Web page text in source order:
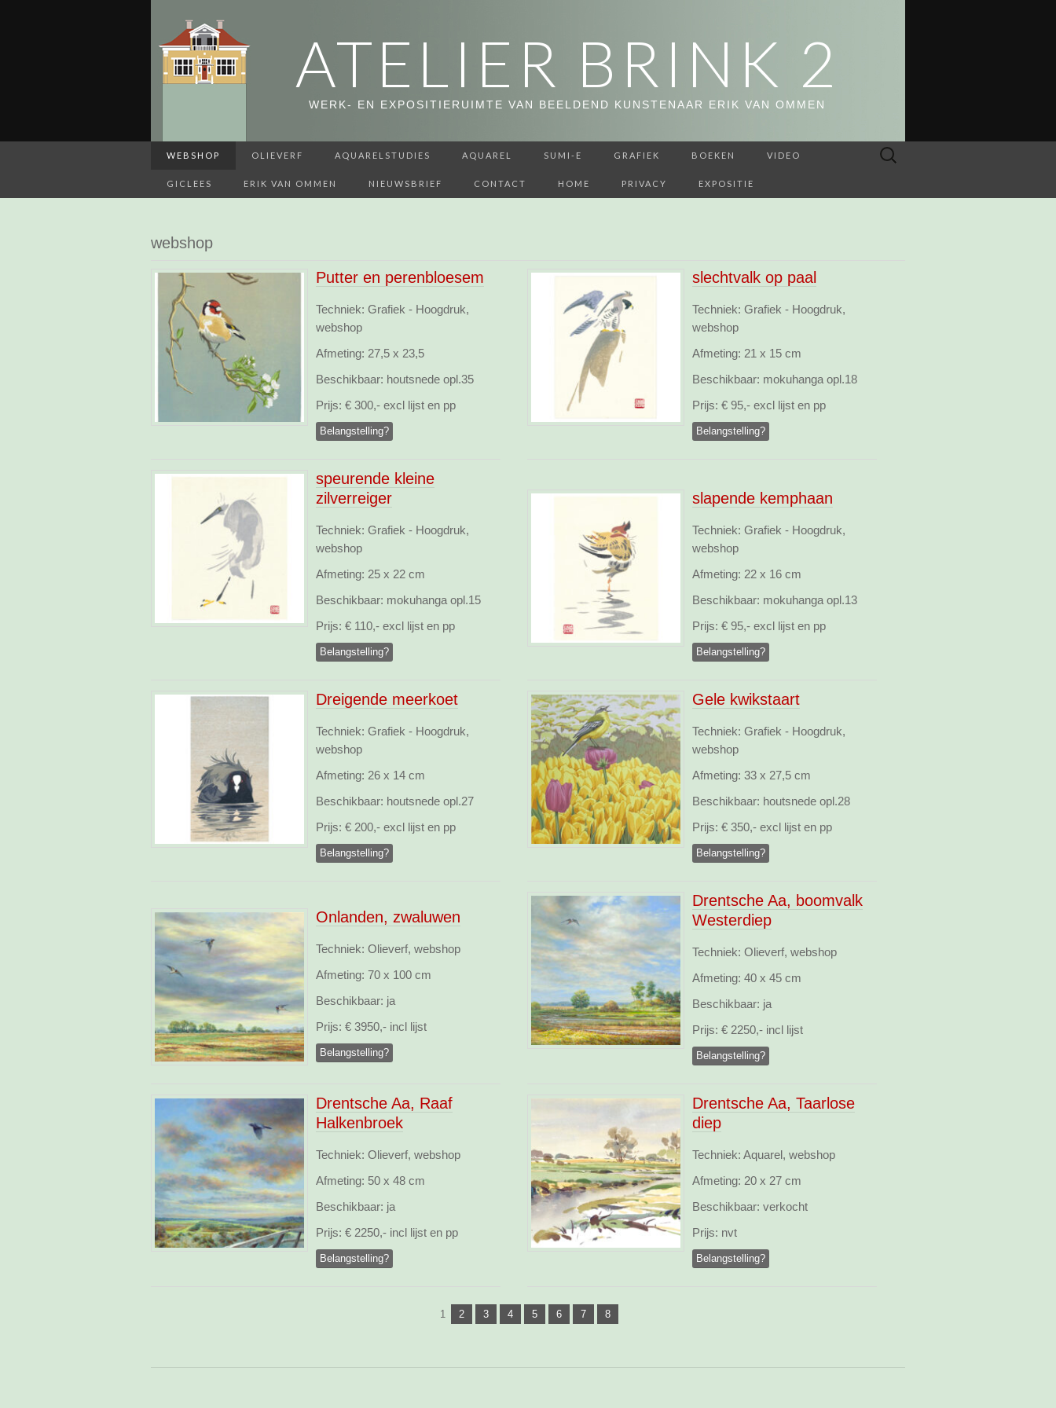
ATELIER BRINK 2
WERK- EN EXPOSITIERUIMTE VAN BEELDEND KUNSTENAAR ERIK VAN OMMEN
WEBSHOP OLIEVERF AQUARELSTUDIES AQUAREL SUMI-E GRAFIEK BOEKEN VIDEO
GICLEES ERIK VAN OMMEN NIEUWSBRIEF CONTACT HOME PRIVACY EXPOSITIE
Zoeken
webshop
Putter en perenbloesem
Techniek: Grafiek - Hoogdruk,
webshop
Afmeting: 27,5 x 23,5
Beschikbaar: houtsnede opl.35
Prijs: € 300,- excl lijst en pp
Belangstelling?
slechtvalk op paal
Techniek: Grafiek - Hoogdruk,
webshop
Afmeting: 21 x 15 cm
Beschikbaar: mokuhanga opl.18
Prijs: € 95,- excl lijst en pp
Belangstelling?
speurende kleine
zilverreiger
Techniek: Grafiek - Hoogdruk,
webshop
Afmeting: 25 x 22 cm
Beschikbaar: mokuhanga opl.15
Prijs: € 110,- excl lijst en pp
Belangstelling?
slapende kemphaan
Techniek: Grafiek - Hoogdruk,
webshop
Afmeting: 22 x 16 cm
Beschikbaar: mokuhanga opl.13
Prijs: € 95,- excl lijst en pp
Belangstelling?
Dreigende meerkoet
Techniek: Grafiek - Hoogdruk,
webshop
Afmeting: 26 x 14 cm
Beschikbaar: houtsnede opl.27
Prijs: € 200,- excl lijst en pp
Belangstelling?
Gele kwikstaart
Techniek: Grafiek - Hoogdruk,
webshop
Afmeting: 33 x 27,5 cm
Beschikbaar: houtsnede opl.28
Prijs: € 350,- excl lijst en pp
Belangstelling?
Onlanden, zwaluwen
Techniek: Olieverf, webshop
Afmeting: 70 x 100 cm
Beschikbaar: ja
Prijs: € 3950,- incl lijst
Belangstelling?
Drentsche Aa, boomvalk
Westerdiep
Techniek: Olieverf, webshop
Afmeting: 40 x 45 cm
Beschikbaar: ja
Prijs: € 2250,- incl lijst
Belangstelling?
Drentsche Aa, Raaf
Halkenbroek
Techniek: Olieverf, webshop
Afmeting: 50 x 48 cm
Beschikbaar: ja
Prijs: € 2250,- incl lijst en pp
Belangstelling?
Drentsche Aa, Taarlose
diep
Techniek: Aquarel, webshop
Afmeting: 20 x 27 cm
Beschikbaar: verkocht
Prijs: nvt
Belangstelling?
1 2 3 4 5 6 7 8